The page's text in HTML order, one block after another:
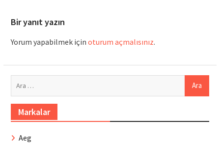
Bir yanıt yazın
Yorum yapabilmek için oturum açmalısınız.
Markalar
Aeg